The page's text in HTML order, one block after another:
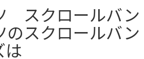
スクロールバン
のスクロールバ
は